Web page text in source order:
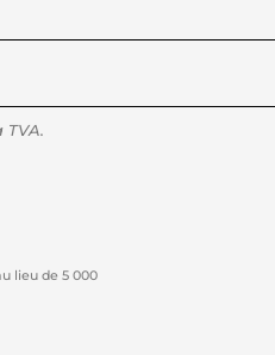
TVA.
au lieu de 5 000